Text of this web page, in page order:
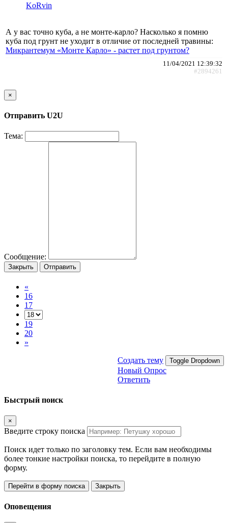
KoRvin
А у вас точно куба, а не монте-карло? Насколько я помню
куба под грунт не уходит в отличие от последней травины:
Микрантемум «Монте Карло» - растет под грунтом?
11/04/2021 12:39:32
#2894261
×
Отправить U2U
Тема:
Сообщение:
Закрыть Отправить
«
16
17
19
20
»
Создать тему Toggle Dropdown
Новый Опрос
Ответить
Быстрый поиск
×
Введите строку поиска
Поиск идет только по заголовку тем. Если вам необходимы
более тонкие настройки поиска, то перейдите в полную
форму.
Перейти в форму поиска Закрыть
Оповещения